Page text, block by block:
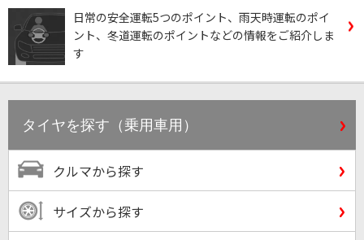
日常の安全運転5つのポイント、雨天時運転のポイ
ント、冬道運転のポイントなどの情報をご紹介しま
す
タイヤを探す（乗用車用）
クルマから探す
サイズから探す